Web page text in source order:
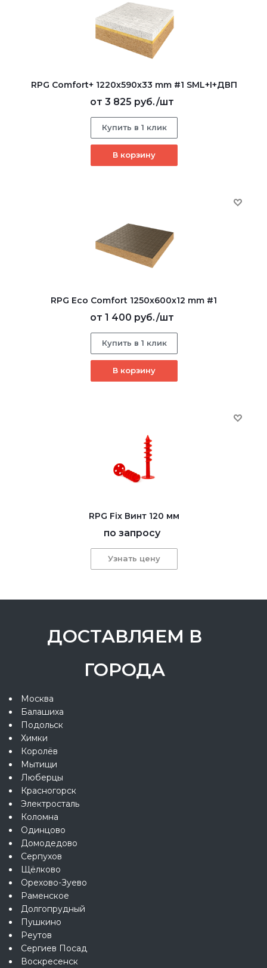
RPG Comfort+ 1220х590х33 mm #1 SML+I+ДВП
от 3 825 руб./шт
Купить в 1 клик
В корзину
RPG Eco Comfort 1250х600х12 mm #1
от 1 400 руб./шт
Купить в 1 клик
В корзину
RPG Fix Винт 120 мм
по запросу
Узнать цену
ДОСТАВЛЯЕМ В
ГОРОДА
Москва
Балашиха
Подольск
Химки
Королёв
Мытищи
Люберцы
Красногорск
Электросталь
Коломна
Одинцово
Домодедово
Серпухов
Щёлково
Орехово-Зуево
Раменское
Долгопрудный
Пушкино
Реутов
Сергиев Посад
Воскресенск